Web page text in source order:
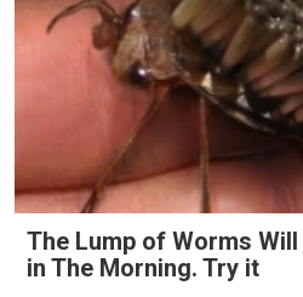
The Lump of Worms
in The Morning. Try it